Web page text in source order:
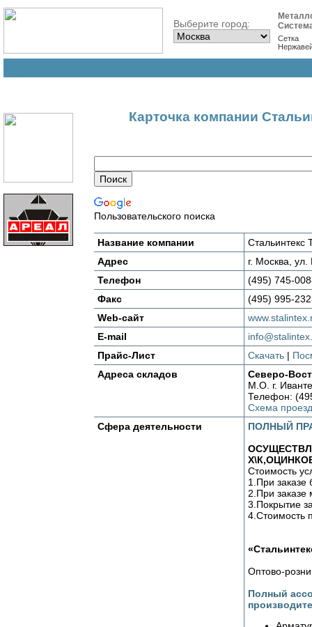
Выберите город:
Сетка
Карточка компании
Пользовательского поиска
Название компании
Стальинтекс
Адрес
г. Москва,
Телефон
(495) 745-
Факс
(495) 995-
Web-сайт
E-mail
Прайс-Лист
Скачать |
Адреса складов
Северо-
М.О. г.
Телефон:
Схема
Сфера деятельности
ПОЛНЫЙ
Cтоимость
1.При заказе
2.При заказе
3.Покрытие
4.Стоимость
Оптово-
Полный